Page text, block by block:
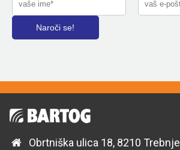
Obrtniška ulica 18, 8210 Trebnje